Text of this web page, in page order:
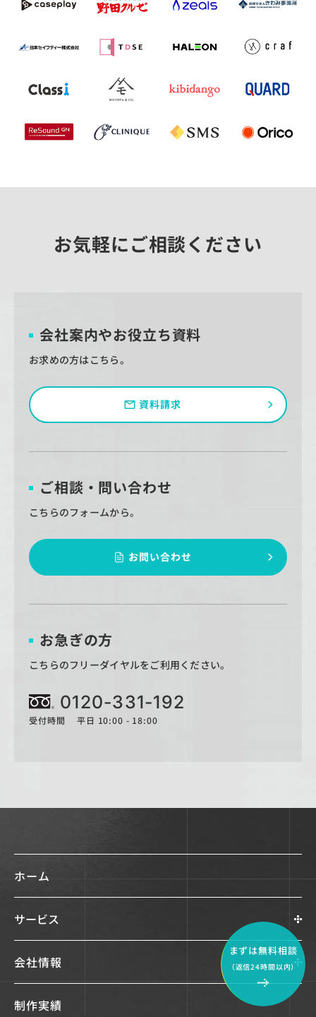
お気軽にご相談ください
会社案内やお役立ち資料
お求めの方はこちら。
資料請求
ご相談・問い合わせ
こちらのフォームから。
お問い合わせ
お急ぎの方
こちらのフリーダイヤルをご利用ください。
0120-331-192
受付時間 平日 10:00 - 18:00
まずは無料相談
（返信24時間以内）
ホーム
サービス
会社情報
制作実績